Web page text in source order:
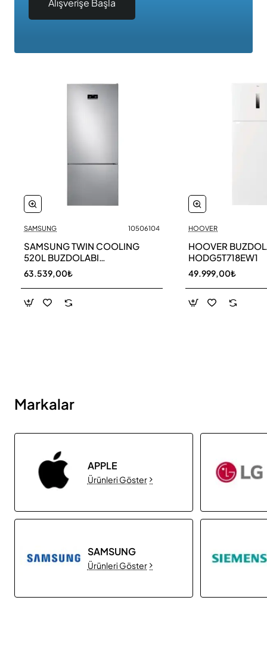
Alışverişe Başla
Yeni
SAMSUNG 10506104
SAMSUNG TWIN COOLING
520L BUZDOLABI
RB52DS33ESA TR
63.539,00₺
HOOVER
HOOVER
HODG5T718EW1
49.999,00₺
Markalar
APPLE
Ürünleri Göster
SAMSUNG
Ürünleri Göster